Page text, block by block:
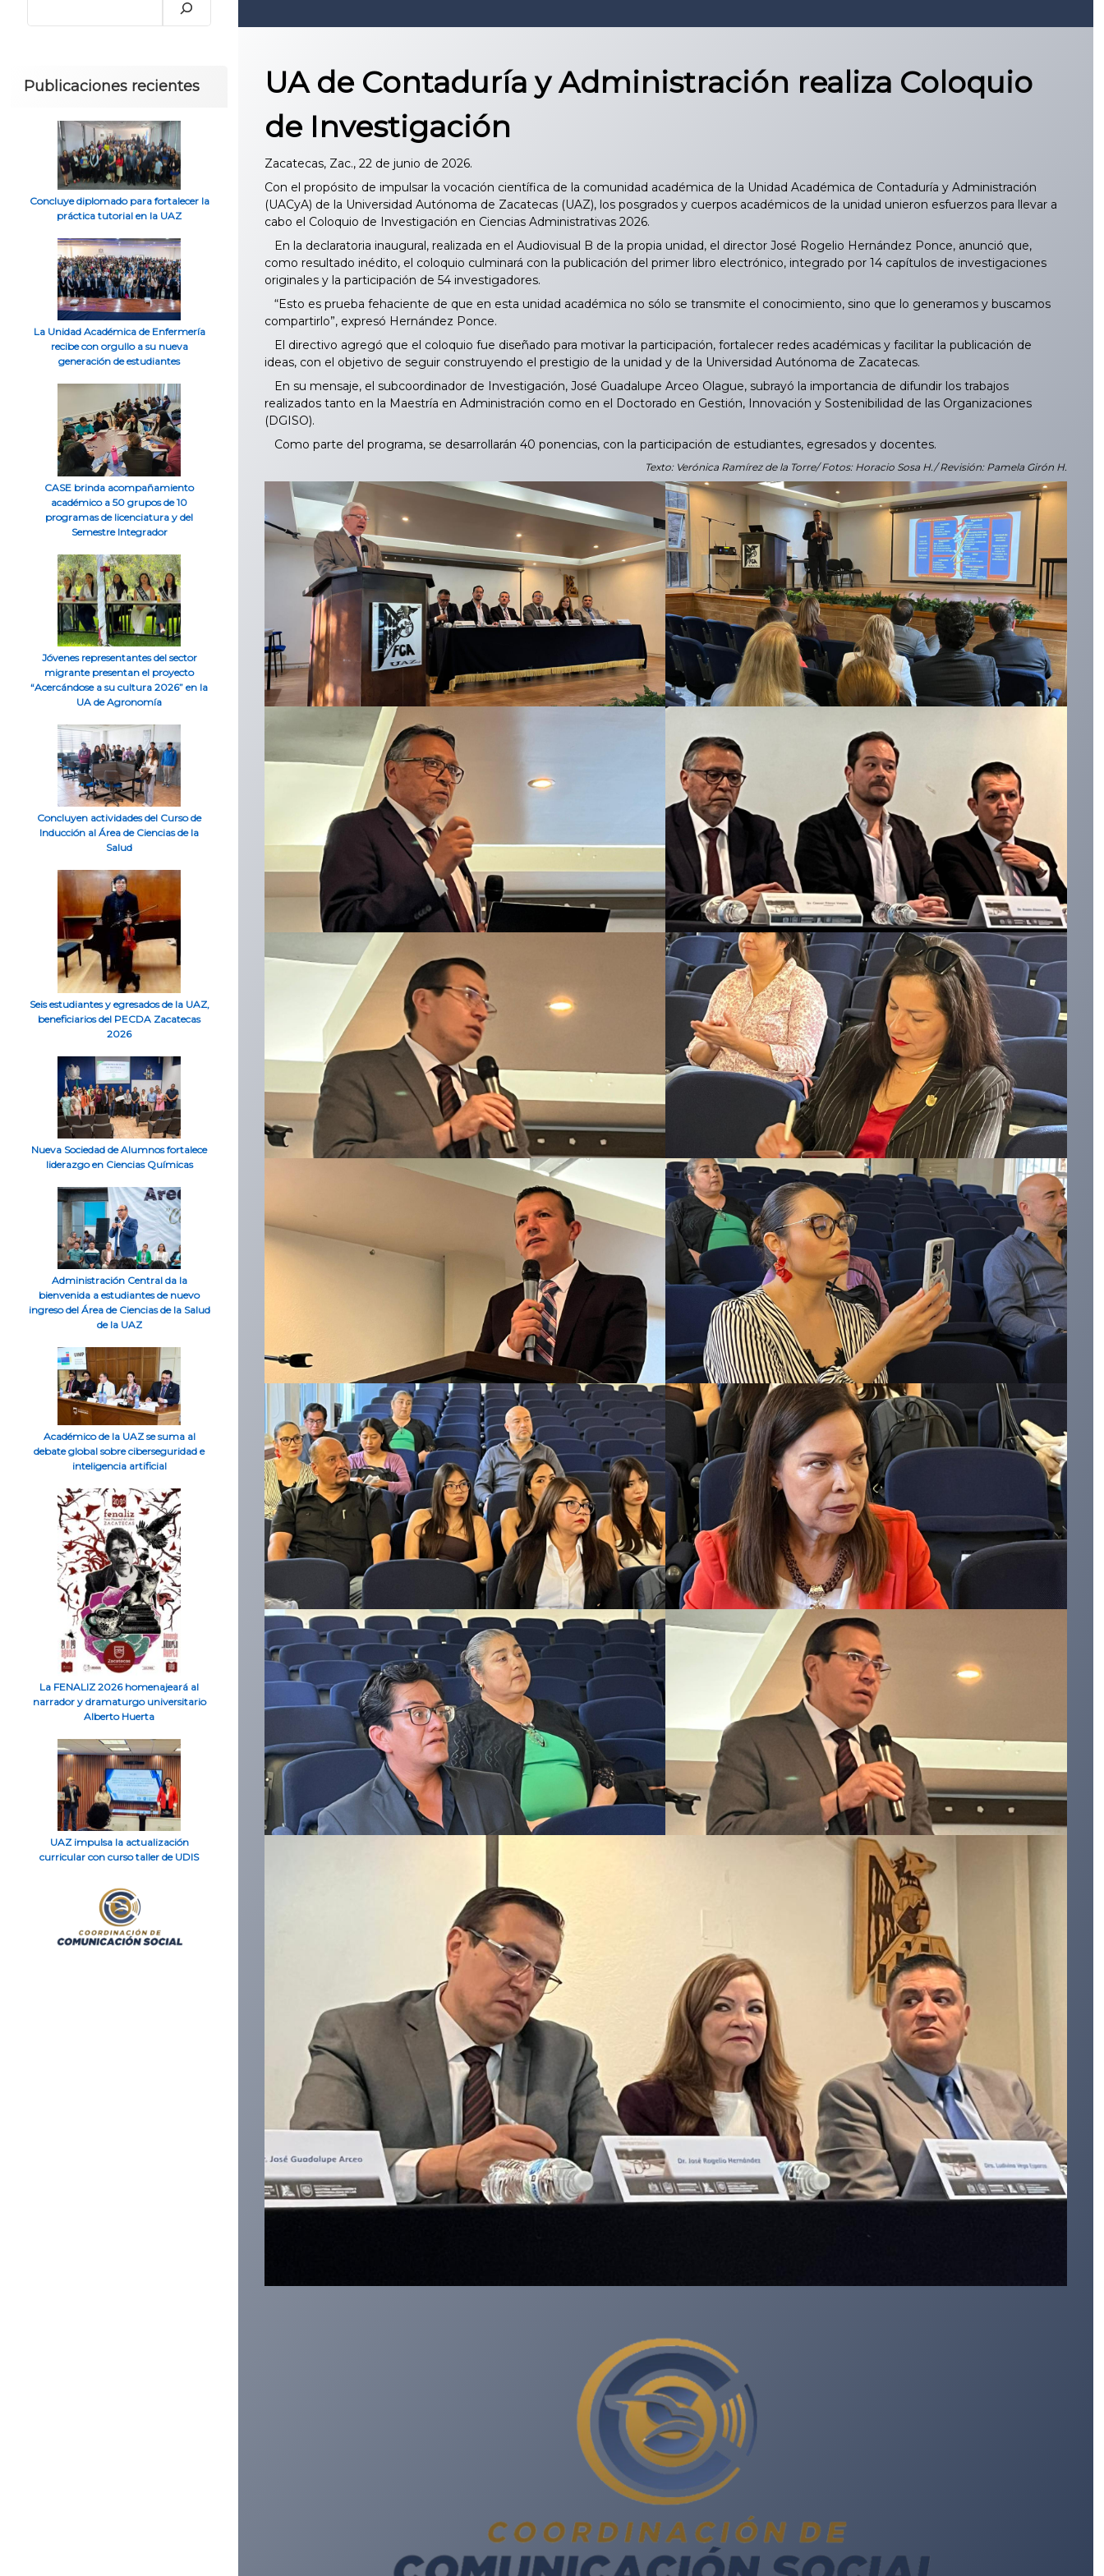
UA de Contaduría y Administración realiza Coloquio
de Investigación
Zacatecas, Zac., 22 de junio de 2026.
Con el propósito de impulsar la vocación científica de la comunidad académica de la Unidad Académica de Contaduría y Administración
(UACyA) de la Universidad Autónoma de Zacatecas (UAZ), los posgrados y cuerpos académicos de la unidad unieron esfuerzos para llevar a
cabo el Coloquio de Investigación en Ciencias Administrativas 2026.
En la declaratoria inaugural, realizada en el Audiovisual B de la propia unidad, el director José Rogelio Hernández Ponce, anunció que,
como resultado inédito, el coloquio culminará con la publicación del primer libro electrónico, integrado por 14 capítulos de investigaciones
originales y la participación de 54 investigadores.
“Esto es prueba fehaciente de que en esta unidad académica no sólo se transmite el conocimiento, sino que lo generamos y buscamos
compartirlo”, expresó Hernández Ponce.
El directivo agregó que el coloquio fue diseñado para motivar la participación, fortalecer redes académicas y facilitar la publicación de
ideas, con el objetivo de seguir construyendo el prestigio de la unidad y de la Universidad Autónoma de Zacatecas.
En su mensaje, el subcoordinador de Investigación, José Guadalupe Arceo Olague, subrayó la importancia de difundir los trabajos
realizados tanto en la Maestría en Administración como en el Doctorado en Gestión, Innovación y Sostenibilidad de las Organizaciones
(DGISO).
Como parte del programa, se desarrollarán 40 ponencias, con la participación de estudiantes, egresados y docentes.
Texto: Verónica Ramírez de la Torre/ Fotos: Horacio Sosa H./ Revisión: Pamela Girón H.
Publicaciones recientes
Concluye diplomado para fortalecer la
práctica tutorial en la UAZ
La Unidad Académica de Enfermería
recibe con orgullo a su nueva
generación de estudiantes
CASE brinda acompañamiento
académico a 50 grupos de 10
programas de licenciatura y del
Semestre Integrador
Jóvenes representantes del sector
migrante presentan el proyecto
“Acercándose a su cultura 2026” en la
UA de Agronomía
Concluyen actividades del Curso de
Inducción al Área de Ciencias de la
Salud
Seis estudiantes y egresados de la UAZ,
beneficiarios del PECDA Zacatecas
2026
Nueva Sociedad de Alumnos fortalece
liderazgo en Ciencias Químicas
Administración Central da la
bienvenida a estudiantes de nuevo
ingreso del Área de Ciencias de la Salud
de la UAZ
Académico de la UAZ se suma al
debate global sobre ciberseguridad e
inteligencia artificial
La FENALIZ 2026 homenajeará al
narrador y dramaturgo universitario
Alberto Huerta
UAZ impulsa la actualización
curricular con curso taller de UDIS